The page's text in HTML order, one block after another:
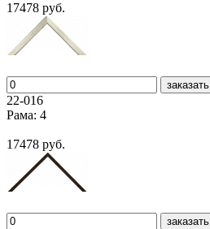
17478 руб.
заказать
22-016
Рама: 4
17478 руб.
заказать